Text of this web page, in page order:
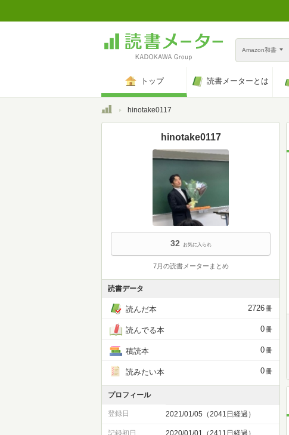
Amazon和書
トップ 読書メーターとは
トップhinotake0117
hinotake0117
32 お気に入られ
7月の読書メーターまとめ
読書データ
読んだ本 2726冊
読んでる本 0冊
積読本 0冊
読みたい本 0冊
プロフィール
登録日 2021/01/05（2041日経過）
記録初日 2020/01/01（2411日経過）